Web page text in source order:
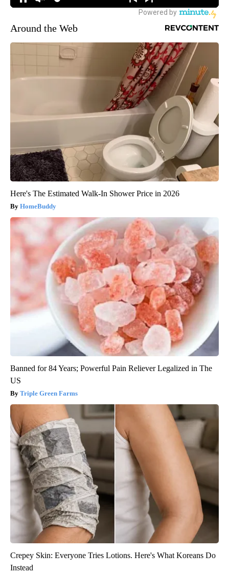
Around the Web
Here's The Estimated Walk-In Shower Price in 2026
HomeBuddy
Banned for 84 Years; Powerful Pain Reliever Legalized in The
US
Triple Green Farms
Crepey Skin: Everyone Tries Lotions. Here's What Koreans Do
Instead